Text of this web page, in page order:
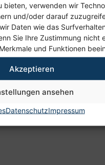
bieten, verwenden wir
und/oder darauf
Daten wie das
Sie Ihre Zustimmung nicht
und Funktionen
Akzeptieren
ansehen
DatenschutzImpressum